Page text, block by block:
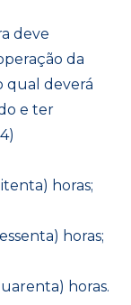
deve
da
qual deverá
e ter
horas;
horas;
horas.